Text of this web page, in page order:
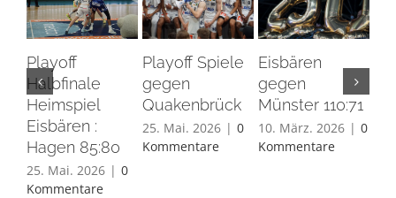
Playoff
Halbfinale
Heimspiel
Eisbären :
Hagen 85:80
25. Mai. 2026 | 0
Kommentare
Playoff Spiele
gegen
Quakenbrück
25. Mai. 2026 | 0
Kommentare
Eisbären
gegen
Münster 110:71
10. März. 2026 | 0
Kommentare